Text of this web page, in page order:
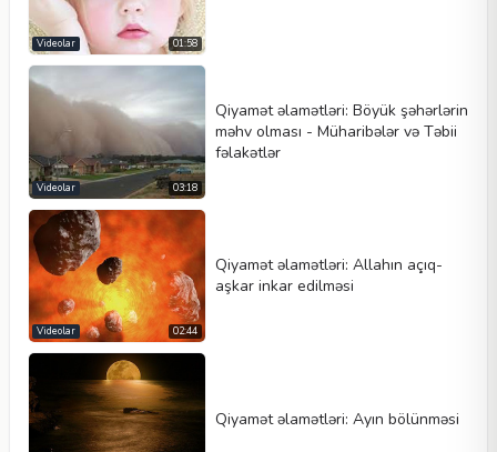
01:58
Videolar
03:18
Videolar
Qiyamət əlamətləri: Böyük şəhərlərin
məhv olması - Müharibələr və Təbii
fəlakətlər
02:44
Videolar
Qiyamət əlamətləri: Allahın açıq-
aşkar inkar edilməsi
Qiyamət əlamətləri: Ayın bölünməsi